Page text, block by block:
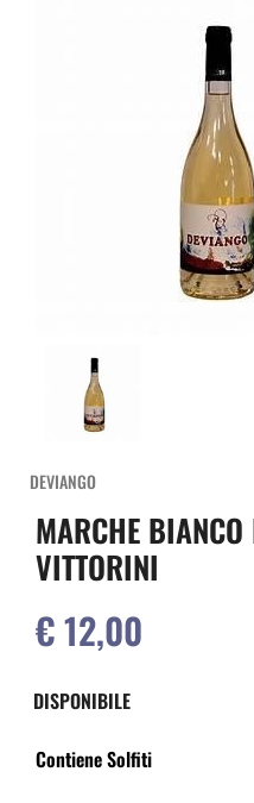
DEVIANGO
MARCHE
VITTORINI
€ 12,00
DISPONIBILE
Contiene Solfiti